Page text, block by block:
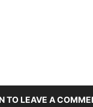
TO LEAVE A